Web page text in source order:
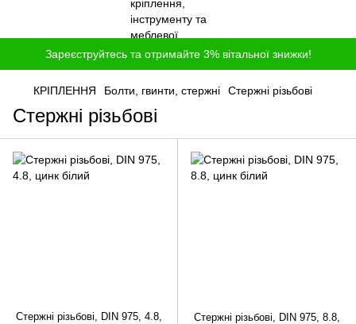
Зареєструйтесь та отримайте 3% вітальної знижки!
КРІПЛЕННЯ Болти, гвинти, стержні Стержні різьбові
Стержні різьбові
Стержні різьбові, DIN 975, 4.8,
Стержні різьбові, DIN 975, 8.8,